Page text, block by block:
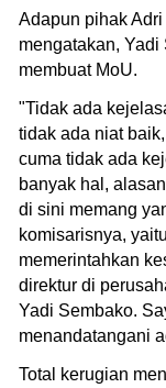
Adapun pihak
mengatakan,
membuat MoU.
"Tidak ada
tidak ada niat
cuma tidak ada
banyak hal,
di sini memang
komisarisnya,
memerintahkan
direktur di
Yadi Sembako.
menandatangani
Total kerugian